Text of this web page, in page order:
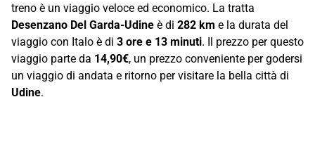
treno è un viaggio veloce ed economico. La tratta
Desenzano Del Garda-Udine è di 282 km e la durata del
viaggio con Italo è di 3 ore e 13 minuti. Il prezzo per questo
viaggio parte da 14,90€, un prezzo conveniente per godersi
un viaggio di andata e ritorno per visitare la bella città di
Udine.